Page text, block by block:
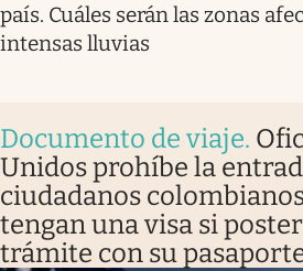
país. Cuáles serán las zonas
intensas lluvias
Documento de viaje.
Unidos prohíbe la
ciudadanos
tengan una visa si
trámite con su